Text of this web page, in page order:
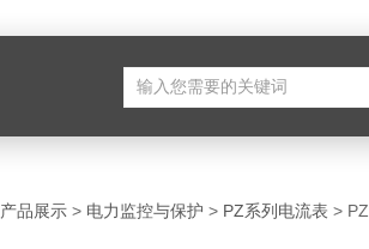
产品展示 > 电力监控与保护 > PZ系列电流表 >